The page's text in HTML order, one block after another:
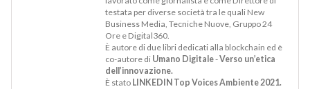
testata per diverse società tra le quali New
Business Media, Tecniche Nuove, Gruppo 24
Ore e Digital360.
È autore di due libri dedicati alla blockchain ed è
co-autore di Umano Digitale-Verso un’etica
dell’innovazione.
È stato LINKEDIN Top Voices Ambiente 2021.